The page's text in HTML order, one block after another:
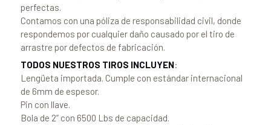
perfectas.
Contamos con una póliza de responsabilidad civil, donde
respondemos por cualquier daño causado por el tiro de
arrastre por defectos de fabricación.
TODOS NUESTROS TIROS INCLUYEN:
Lengüeta importada. Cumple con estándar internacional
de 6mm de espesor.
Pin con llave.
Bola de 2” con 6500 Lbs de capacidad.